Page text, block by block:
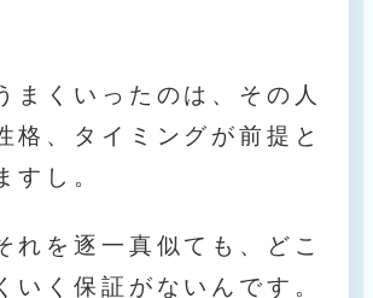
まくいったのは、その人
格、タイミングが前提と
すし。
れを逐一真似ても、どこ
いく保証がないんです。